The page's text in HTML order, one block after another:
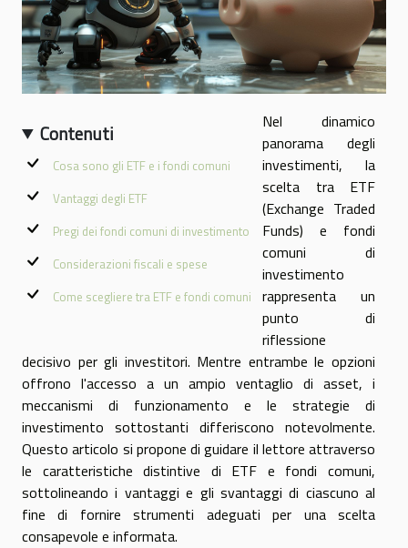
Contenuti
Cosa sono gli ETF e i fondi comuni
Vantaggi degli ETF
Pregi dei fondi comuni di investimento
Considerazioni fiscali e spese
Come scegliere tra ETF e fondi comuni
Nel dinamico
panorama degli
investimenti, la
scelta tra ETF
(Exchange Traded
Funds) e fondi
comuni di
investimento
rappresenta un
punto di
riflessione
decisivo per gli investitori. Mentre entrambe le opzioni
offrono l'accesso a un ampio ventaglio di asset, i
meccanismi di funzionamento e le strategie di
investimento sottostanti differiscono notevolmente.
Questo articolo si propone di guidare il lettore attraverso
le caratteristiche distintive di ETF e fondi comuni,
sottolineando i vantaggi e gli svantaggi di ciascuno al
fine di fornire strumenti adeguati per una scelta
consapevole e informata.